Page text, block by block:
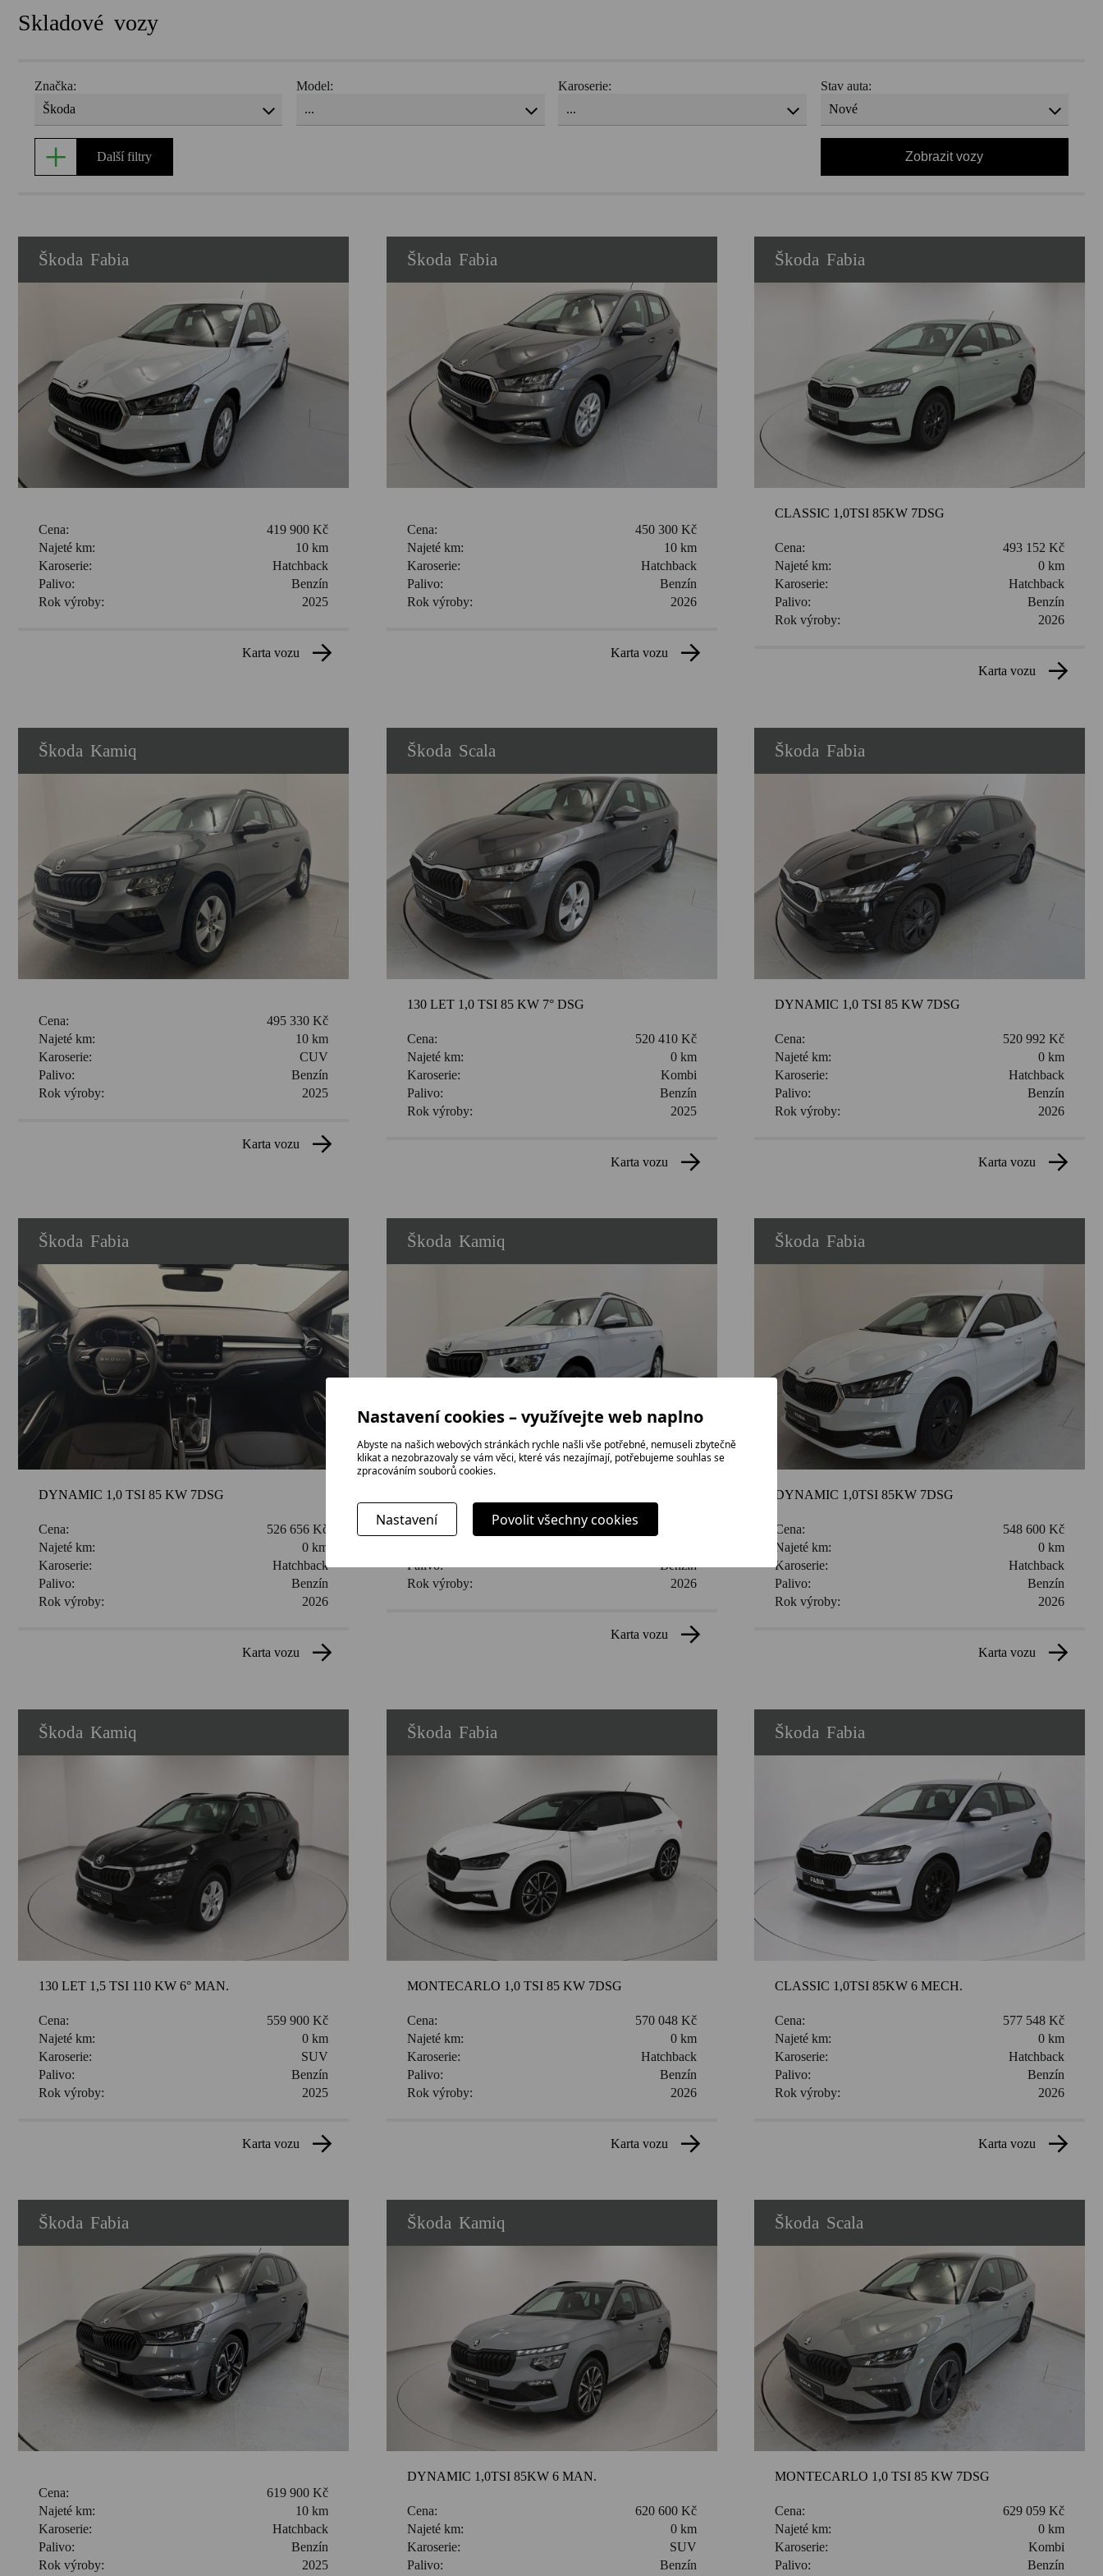
Skladové vozy
Značka:
Škoda
Model:
...
Karoserie:
...
Stav auta:
Nové
Další filtry
Škoda Fabia
Cena:
419 900 Kč
Najeté km:
10 km
Karoserie:
Hatchback
Palivo:
Benzín
Rok výroby:
2025
karta vozu
Škoda Fabia
Cena:
450 300 Kč
Najeté km:
10 km
Karoserie:
Hatchback
Palivo:
Benzín
Rok výroby:
2026
karta vozu
Škoda Fabia
CLASSIC 1,0TSI 85KW 7DSG
Cena:
493 152 Kč
Najeté km:
0 km
Karoserie:
Hatchback
Palivo:
Benzín
Rok výroby:
2026
karta vozu
Škoda Kamiq
Cena:
495 330 Kč
Najeté km:
10 km
Karoserie:
CUV
Palivo:
Benzín
Rok výroby:
2025
karta vozu
Škoda Scala
130 LET 1,0 TSI 85 KW 7° DSG
Cena:
520 410 Kč
Najeté km:
0 km
Karoserie:
Kombi
Palivo:
Benzín
Rok výroby:
2025
karta vozu
Škoda Fabia
DYNAMIC 1,0 TSI 85 KW 7DSG
Cena:
520 992 Kč
Najeté km:
0 km
Karoserie:
Hatchback
Palivo:
Benzín
Rok výroby:
2026
karta vozu
Škoda Fabia
DYNAMIC 1,0 TSI 85 KW 7DSG
Cena:
526 656 Kč
Najeté km:
0 km
Karoserie:
Hatchback
Palivo:
Benzín
Rok výroby:
2026
karta vozu
Škoda Kamiq
Cena:
Najeté km:
Palivo:
Benzín
Rok výroby:
2026
karta vozu
Škoda Fabia
DYNAMIC 1,0TSI 85KW 7DSG
Cena:
548 600 Kč
Najeté km:
0 km
Karoserie:
Hatchback
Palivo:
Benzín
Rok výroby:
2026
karta vozu
Škoda Kamiq
130 LET 1,5 TSI 110 KW 6° MAN.
Cena:
559 900 Kč
Najeté km:
0 km
Karoserie:
SUV
Palivo:
Benzín
Rok výroby:
2025
karta vozu
Škoda Fabia
MONTECARLO 1,0 TSI 85 KW 7DSG
Cena:
570 048 Kč
Najeté km:
0 km
Karoserie:
Hatchback
Palivo:
Benzín
Rok výroby:
2026
karta vozu
Škoda Fabia
CLASSIC 1,0TSI 85KW 6 MECH.
Cena:
577 548 Kč
Najeté km:
0 km
Karoserie:
Hatchback
Palivo:
Benzín
Rok výroby:
2026
karta vozu
Škoda Fabia
Cena:
619 900 Kč
Najeté km:
10 km
Karoserie:
Hatchback
Palivo:
Benzín
Rok výroby:
2025
Škoda Kamiq
DYNAMIC 1,0TSI 85KW 6 MAN.
Cena:
620 600 Kč
Najeté km:
0 km
Karoserie:
SUV
Palivo:
Benzín
Škoda Scala
MONTECARLO 1,0 TSI 85 KW 7DSG
Cena:
629 059 Kč
Najeté km:
0 km
Karoserie:
Kombi
Palivo:
Benzín
Nastavení cookies – využívejte web naplno
Abyste na našich webových stránkách rychle našli vše potřebné, nemuseli zbytečně
klikat a nezobrazovaly se vám věci, které vás nezajímají, potřebujeme souhlas se
zpracováním souborů cookies.
Nastavení Povolit všechny cookies